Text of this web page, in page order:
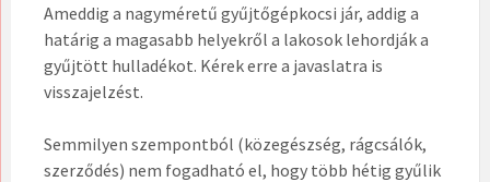
Ameddig a nagyméretű gyűjtőgépkocsi jár, addig a
határig a magasabb helyekről a lakosok lehordják a
gyűjtött hulladékot. Kérek erre a javaslatra is
visszajelzést.
Semmilyen szempontból (közegészség, rágcsálók,
szerződés) nem fogadható el, hogy több hétig gyűlik